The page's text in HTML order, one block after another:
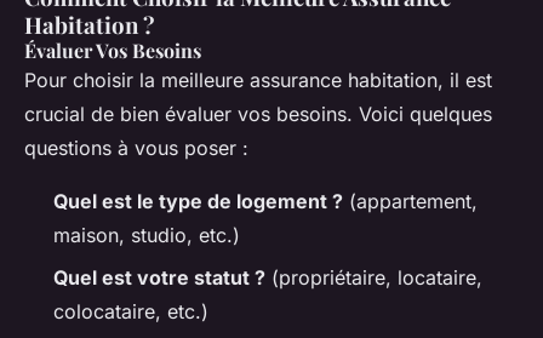
Habitation ?
Évaluer Vos Besoins
Pour choisir la meilleure assurance habitation, il est
crucial de bien évaluer vos besoins. Voici quelques
questions à vous poser :
Quel est le type de logement ? (appartement,
maison, studio, etc.)
Quel est votre statut ? (propriétaire, locataire,
colocataire, etc.)